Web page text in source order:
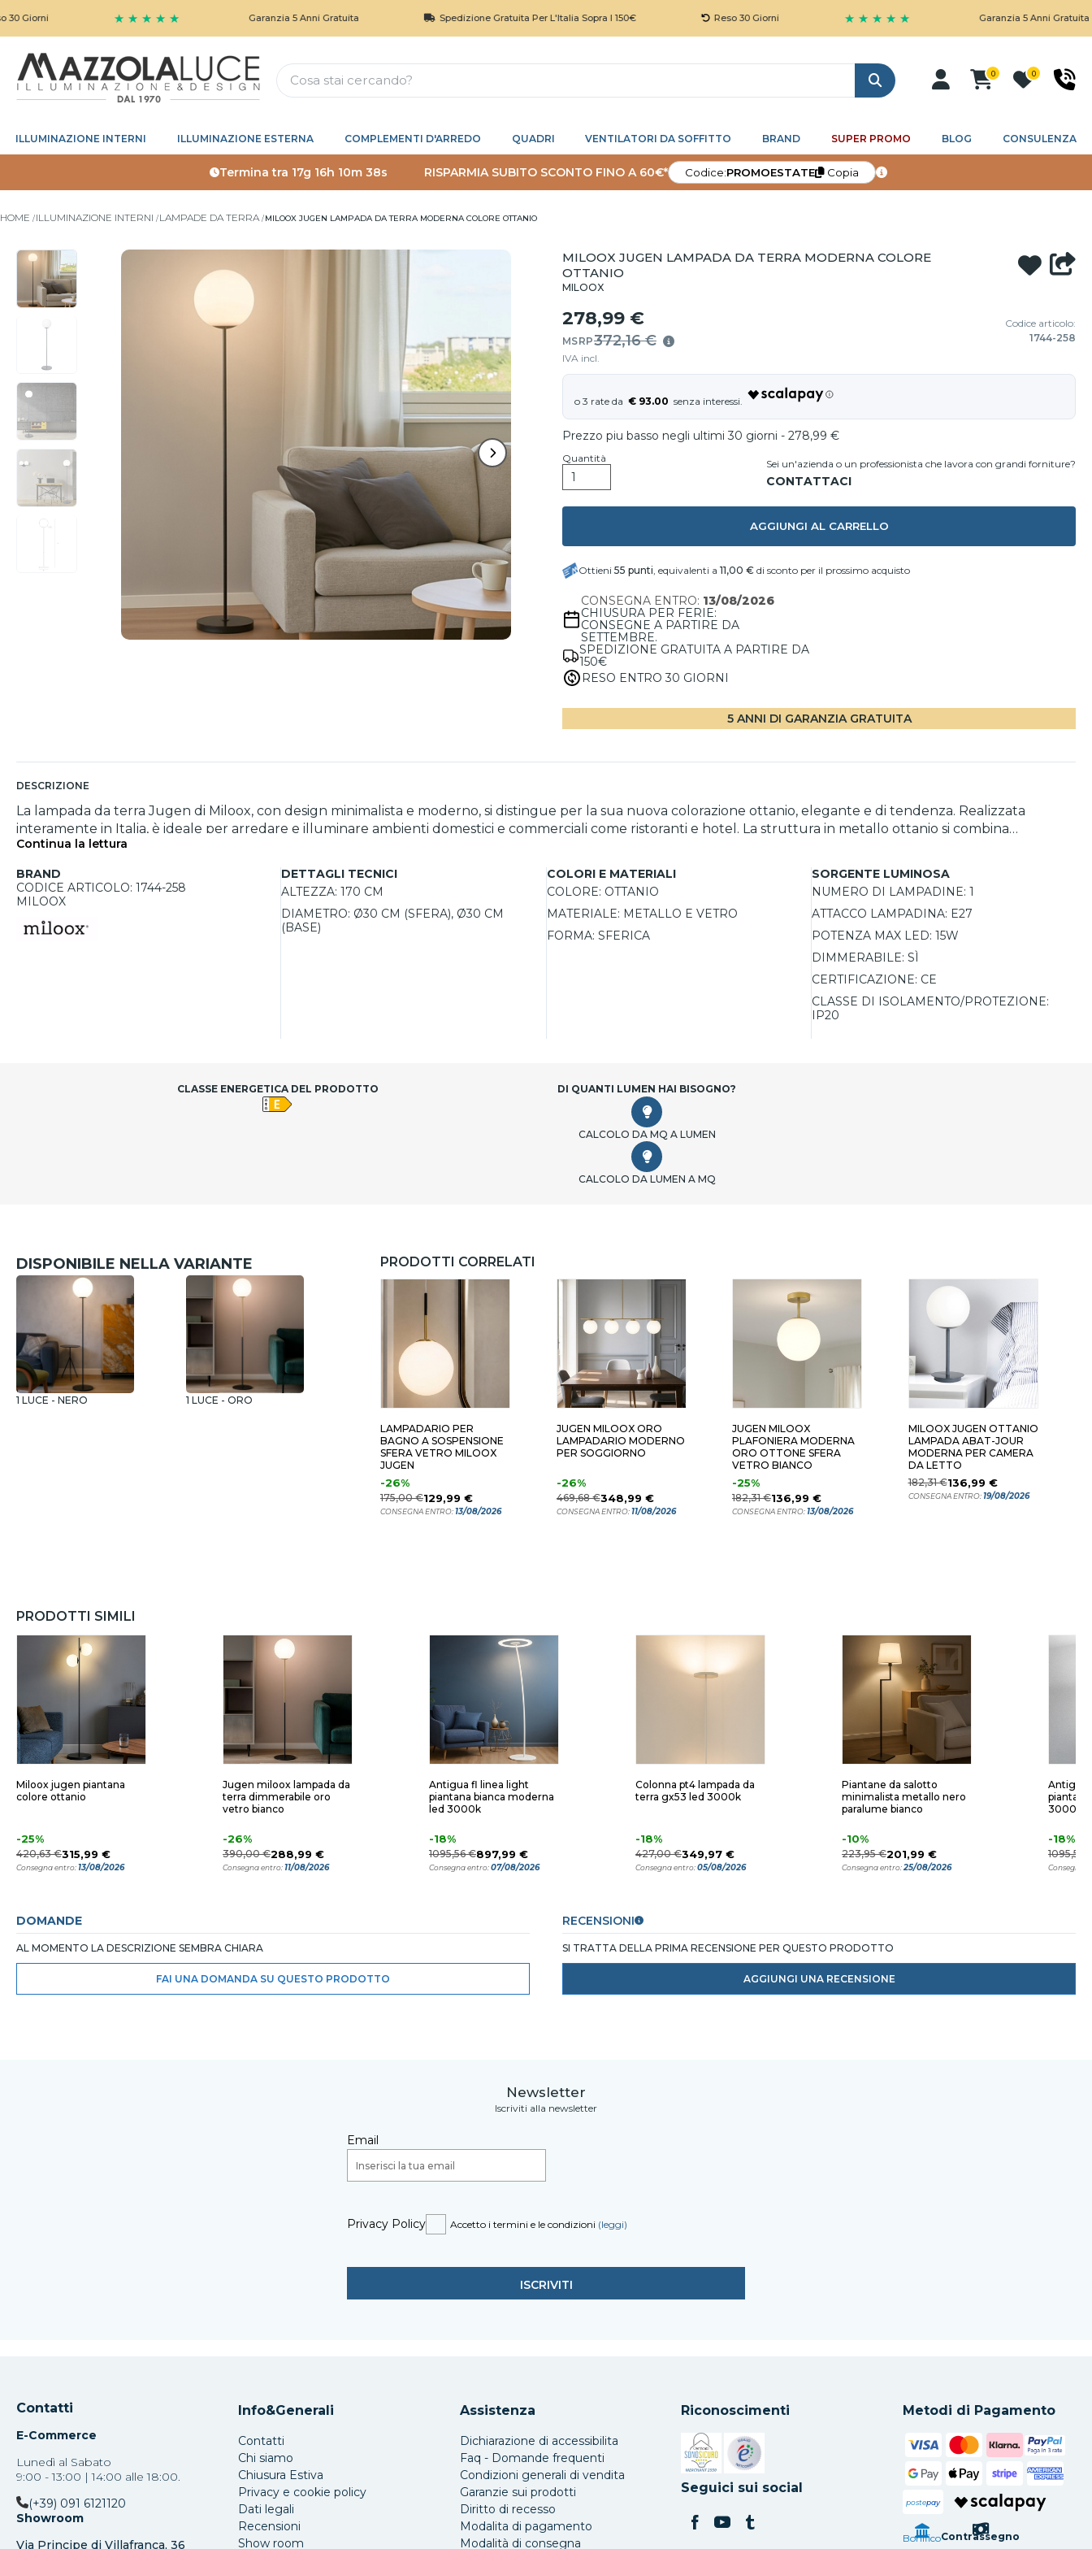
★ ★ ★ ★ ★ Garanzia 5 Anni Gratuita Spedizione Gratuita Per L'Italia Sopra I 150€ Reso 30 Giorni ★ ★ ★ ★ ★ Garanzia 5 Anni Gratuita
Cerca
0 0
ILLUMINAZIONE INTERNI ILLUMINAZIONE ESTERNA COMPLEMENTI D'ARREDO QUADRI VENTILATORI DA SOFFITTO BRAND SUPER PROMO BLOG CONSULENZA
Termina tra 17g 16h 10m 37s RISPARMIA SUBITO SCONTO FINO A 60€* Codice:PROMOESTATE Copia
HOME ILLUMINAZIONE INTERNI LAMPADE DA TERRA MILOOX JUGEN LAMPADA DA TERRA MODERNA COLORE OTTANIO
MILOOX JUGEN LAMPADA DA TERRA MODERNA COLORE
OTTANIO
MILOOX
278,99 €
MSRP372,16 €
IVA incl.
Codice articolo:
1744-258
€ 93.00
Prezzo piu basso negli ultimi 30 giorni - 278,99 €
Quantità Sei un'azienda o un professionista che lavora con grandi forniture?
AGGIUNGI AL CARRELLO
Ottieni 55 punti, equivalenti a 11,00 € di sconto per il prossimo acquisto
CONSEGNA ENTRO: 13/08/2026
CHIUSURA PER FERIE:
CONSEGNE A PARTIRE DA
SETTEMBRE.
SPEDIZIONE GRATUITA A PARTIRE DA
150€
RESO ENTRO 30 GIORNI
5 ANNI DI GARANZIA GRATUITA
DESCRIZIONE
La lampada da terra Jugen di Miloox, con design minimalista e moderno, si distingue per la sua nuova colorazione ottanio, elegante e di tendenza. Realizzata
interamente in Italia, è ideale per arredare e illuminare ambienti domestici e commerciali come ristoranti e hotel. La struttura in metallo ottanio si combina
perfettamente con il diffusore sferico in vetro bianco acidato, creando un equilibrio raffinato e contemporaneo. Con un’altezza di 170 cm e un diametro del
diffusore di Ø30 cm, offre la possibilità di personalizzare l’illuminazione scegliendo lampadine E27 (non incluse) per regolare la potenza, la tonalità della luce e
l’opzione dimmerabile tramite il pratico dimmer a piede. La qualità e il design sono garantiti per 5 anni.
Continua la lettura
BRAND
CODICE ARTICOLO: 1744-258
MILOOX
DETTAGLI TECNICI
ALTEZZA: 170 CM
DIAMETRO: Ø30 CM (SFERA), Ø30 CM
(BASE)
COLORI E MATERIALI
COLORE: OTTANIO
MATERIALE: METALLO E VETRO
FORMA: SFERICA
SORGENTE LUMINOSA
NUMERO DI LAMPADINE: 1
ATTACCO LAMPADINA: E27
POTENZA MAX LED: 15W
DIMMERABILE: SÌ
CERTIFICAZIONE: CE
CLASSE DI ISOLAMENTO/PROTEZIONE:
IP20
CLASSE ENERGETICA DEL PRODOTTO DI QUANTI LUMEN HAI BISOGNO?
CALCOLO DA MQ A LUMEN
CALCOLO DA LUMEN A MQ
DISPONIBILE NELLA VARIANTE
1 LUCE - NERO 1 LUCE - ORO
PRODOTTI CORRELATI
LAMPADARIO PER
BAGNO A SOSPENSIONE
SFERA VETRO MILOOX
JUGEN
-26%
175,00 €129,99 €
CONSEGNA ENTRO:13/08/2026
JUGEN MILOOX ORO
LAMPADARIO MODERNO
PER SOGGIORNO
-26%
469,68 €348,99 €
CONSEGNA ENTRO:11/08/2026
JUGEN MILOOX
PLAFONIERA MODERNA
ORO OTTONE SFERA
VETRO BIANCO
-25%
182,31 €136,99 €
CONSEGNA ENTRO:13/08/2026
MILOOX JUGEN OTTANIO
LAMPADA ABAT-JOUR
MODERNA PER CAMERA
DA LETTO
182,31 €136,99 €
CONSEGNA ENTRO:19/08/2026
PRODOTTI SIMILI
Miloox jugen piantana
colore ottanio
-25%
420,63 €315,99 €
Consegna entro:13/08/2026
Jugen miloox lampada da
terra dimmerabile oro
vetro bianco
-26%
390,00 €288,99 €
Consegna entro:11/08/2026
Antigua fl linea light
piantana bianca moderna
led 3000k
-18%
1095,56 €897,99 €
Consegna entro:07/08/2026
Colonna pt4 lampada da
terra gx53 led 3000k
-18%
427,00 €349,97 €
Consegna entro:05/08/2026
Piantane da salotto
minimalista metallo nero
paralume bianco
-10%
223,95 €201,99 €
Consegna entro:25/08/2026
Antigua
3000k
-18%
1095,56
Consegna
DOMANDE
AL MOMENTO LA DESCRIZIONE SEMBRA CHIARA
FAI UNA DOMANDA SU QUESTO PRODOTTO
RECENSIONI
SI TRATTA DELLA PRIMA RECENSIONE PER QUESTO PRODOTTO
AGGIUNGI UNA RECENSIONE
Newsletter
Iscriviti alla newsletter
Email
Privacy Policy Accetto i termini e le condizioni (leggi)
Contatti
E-Commerce
Lunedì al Sabato
9:00 - 13:00 | 14:00 alle 18:00.
(+39) 091 6121120
Showroom
Via Principe di Villafranca, 36
Info&Generali
Contatti
Chi siamo
Chiusura Estiva
Privacy e cookie policy
Dati legali
Recensioni
Show room
Assistenza
Dichiarazione di accessibilita
Faq - Domande frequenti
Condizioni generali di vendita
Garanzie sui prodotti
Diritto di recesso
Modalita di pagamento
Modalità di consegna
Riconoscimenti
Si apre in una nuova scheda
Si apre in una nuova scheda
Seguici sui social
Metodi di Pagamento
postepay
BonificoContrassegno